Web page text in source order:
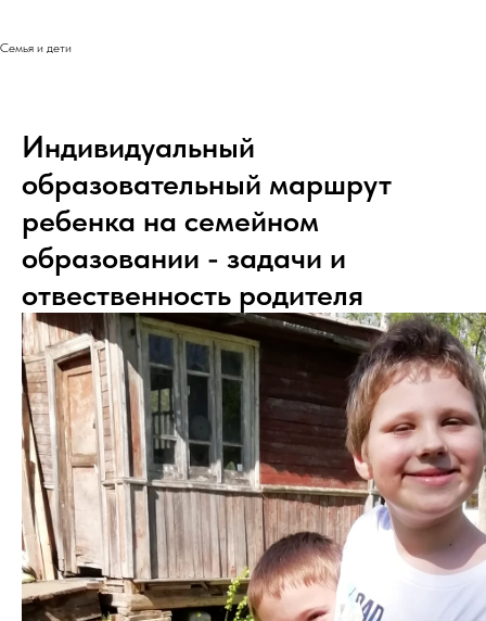
Семья и дети
Индивидуальный
образовательный маршрут
ребенка на семейном
образовании - задачи и
отвественность родителя